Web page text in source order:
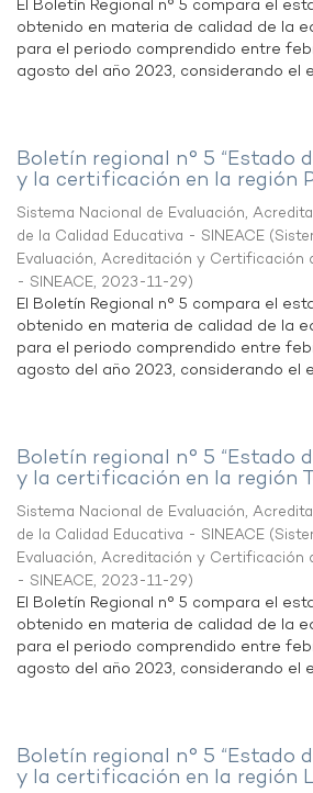
El Boletín Regional n° 5 compara el
obtenido en materia de calidad de la
para el periodo comprendido entre
agosto del año 2023, considerando el
Boletín regional n° 5 “Estado
y la certificación en la región
Sistema Nacional de Evaluación,
de la Calidad Educativa - SINEACE (
Evaluación, Acreditación y Certificación
- SINEACE, 2023-11-29)
El Boletín Regional n° 5 compara el
obtenido en materia de calidad de la
para el periodo comprendido entre
agosto del año 2023, considerando el
Boletín regional n° 5 “Estado
y la certificación en la región
Sistema Nacional de Evaluación,
de la Calidad Educativa - SINEACE (
Evaluación, Acreditación y Certificación
- SINEACE, 2023-11-29)
El Boletín Regional n° 5 compara el
obtenido en materia de calidad de la
para el periodo comprendido entre
agosto del año 2023, considerando el
Boletín regional n° 5 “Estado
y la certificación en la región